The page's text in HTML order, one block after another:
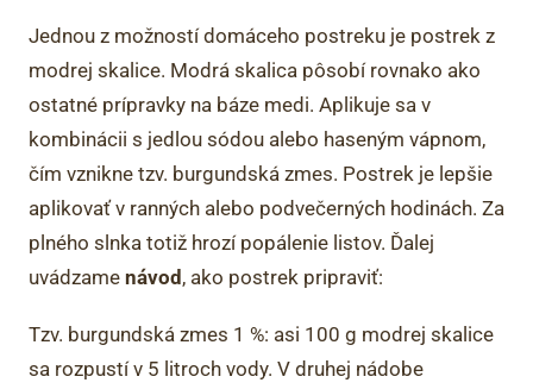
Jednou z možností domáceho postreku je postrek z
modrej skalice. Modrá skalica pôsobí rovnako ako
ostatné prípravky na báze medi. Aplikuje sa v
kombinácii s jedlou sódou alebo haseným vápnom,
čím vznikne tzv. burgundská zmes. Postrek je lepšie
aplikovať v ranných alebo podvečerných hodinách. Za
plného slnka totiž hrozí popálenie listov. Ďalej
uvádzame návod , ako postrek pripraviť:
Tzv. burgundská zmes 1 %: asi 100 g modrej skalice
sa rozpustí v 5 litroch vody. V druhej nádobe